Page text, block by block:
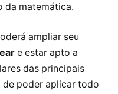
da matemática.
ampliar seu
e estar apto a
das principais
de poder aplicar todo